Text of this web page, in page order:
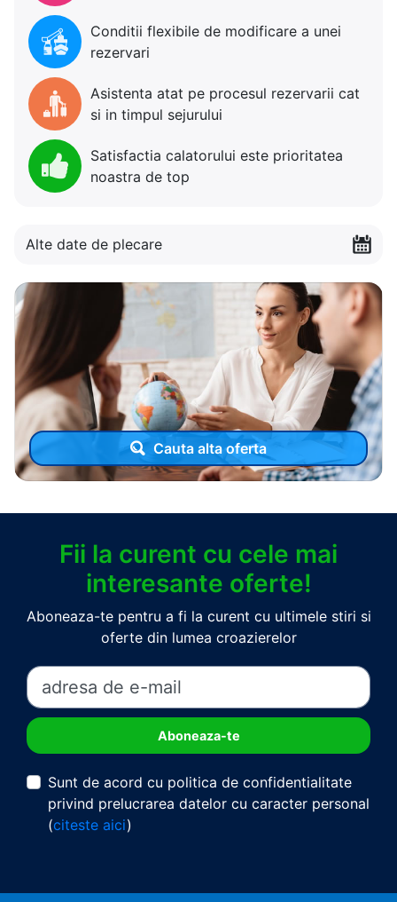
Conditii flexibile de modificare a unei
rezervari
Asistenta atat pe procesul rezervarii cat
si in timpul sejurului
Satisfactia calatorului este prioritatea
noastra de top
Alte date de plecare
Cauta alta oferta
Fii la curent cu cele mai
interesante oferte!
Aboneaza-te pentru a fi la curent cu ultimele stiri si
oferte din lumea croazierelor
Sunt de acord cu politica de confidentialitate
privind prelucrarea datelor cu caracter personal
(citeste aici)